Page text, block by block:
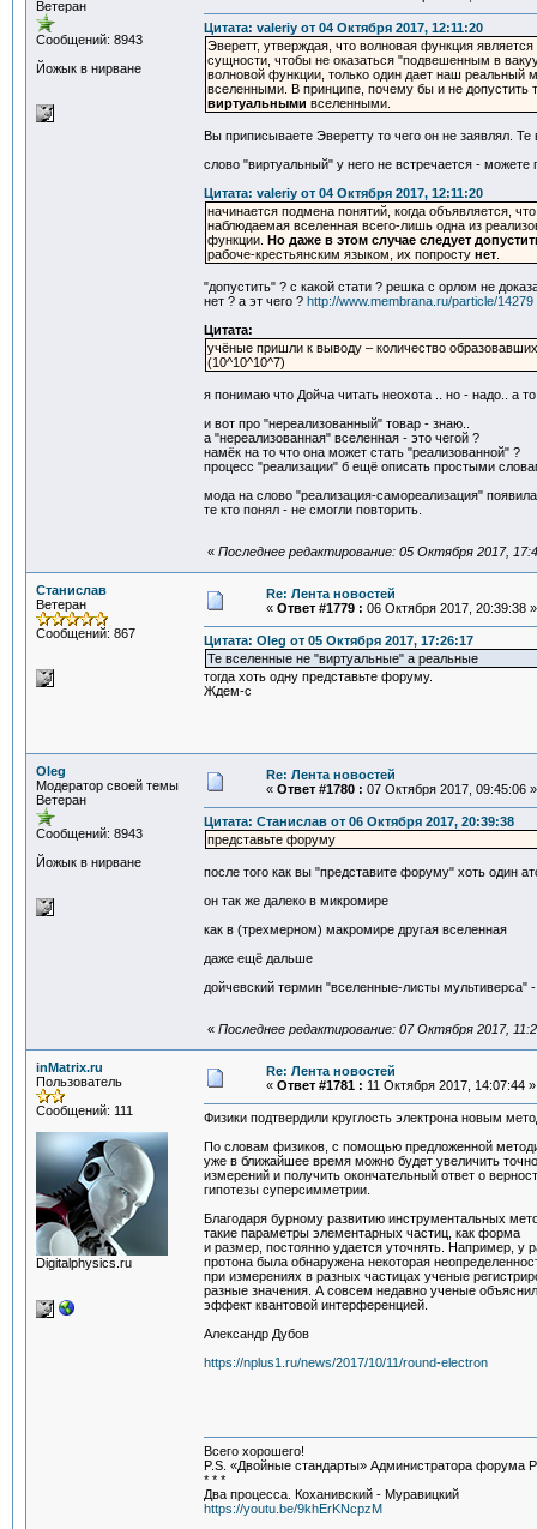
Ветеран
Сообщений: 8943
Йожык в нирване
Цитата: valeriy от 04 Октября 2017, 12:11:20
Эверетт, утверждая, что волновая функция
сущности, чтобы не оказаться "подвешенным в
волновой функции, только один дает наш
вселенными. В принципе, почему бы и не допустить
виртуальными вселенными.
Вы приписываете Эверетту то чего он не заявлял.
слово "виртуальный" у него не встречается - можете
Цитата: valeriy от 04 Октября 2017, 12:11:20
начинается подмена понятий, когда объявляется,
наблюдаемая вселенная всего-лишь одна из
функции.
Но даже в этом случае следует
рабоче-крестьянским языком, их попросту нет
"допустить" ? с какой стати ? решка с орлом не
нет ? а эт чего ? http://www.membrana.ru/particle/14279
Цитата:
учёные пришли к выводу – количество
(10^10^10^7)
я понимаю что Дойча читать неохота .. но - надо.. а
и вот про "нереализованный" товар - знаю..
а "нереализованная" вселенная - это чегой ?
намёк на то что она может стать "реализованной" ?
процесс "реализации" б ещё описать простыми
мода на слово "реализация-самореализация"
те кто понял - не смогли повторить.
« Последнее редактирование: 05 Октября 2017,
Станислав
Ветеран
Сообщений: 867
Re: Лента новостей
« Ответ #1779 : 06 Октября 2017, 20:39:38 »
Цитата: Oleg от 05 Октября 2017, 17:26:17
Те вселенные не "виртуальные" а реальные
тогда хоть одну представьте форуму.
Ждем-с
Oleg
Модератор своей темы
Ветеран
Сообщений: 8943
Йожык в нирване
Re: Лента новостей
« Ответ #1780 : 07 Октября 2017, 09:45:06 »
Цитата: Станислав от 06 Октября 2017, 20:39:38
представьте форуму
после того как вы "представите форуму" хоть один
он так же далеко в микромире
как в (трехмерном) макромире другая вселенная
даже ещё дальше
дойчевский термин "вселенные-листы мультиверса"
« Последнее редактирование: 07 Октября 2017,
inMatrix.ru
Пользователь
Сообщений: 111
Digitalphysics.ru
Re: Лента новостей
« Ответ #1781 : 11 Октября 2017, 14:07:44 »
Физики подтвердили круглость электрона новым
По словам физиков, с помощью предложенной
уже в ближайшее время можно будет увеличить
измерений и получить окончательный ответ о
гипотезы суперсимметрии.
Благодаря бурному развитию инструментальных
такие параметры элементарных частиц, как форма
и размер, постоянно удается уточнять. Например, у
протона была обнаружена некоторая
при измерениях в разных частицах ученые
разные значения. А совсем недавно ученые
эффект квантовой интерференцией.
Александр Дубов
https://nplus1.ru/news/2017/10/11/round-electron
Всего хорошего!
P.S. «Двойные стандарты» Администратора форума
* * *
Два процесса. Коханивский - Муравицкий
https://youtu.be/9khErKNcpzM